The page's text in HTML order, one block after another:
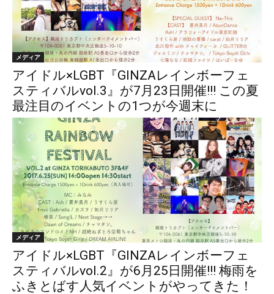
メディア
アイドル×LGBT『GINZAレインボーフェ
スティバルvol.3』が7月23日開催!!! この夏
最注目のイベントの1つが今週末に
メディア
アイドル×LGBT『GINZAレインボーフェ
スティバルvol.2』が6月25日開催!!! 梅雨を
ふきとばす人気イベントがやってきた！